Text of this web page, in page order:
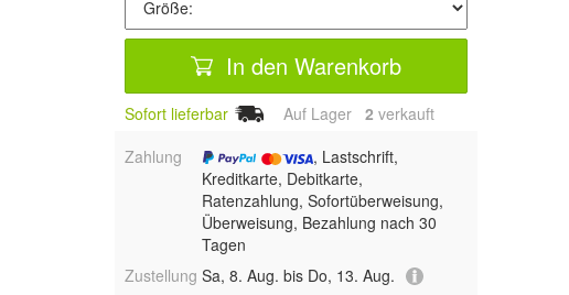
In den Warenkorb
Sofort lieferbar Auf Lager 2 verkauft
Zahlung
, Lastschrift,
Kreditkarte, Debitkarte,
Ratenzahlung, Sofortüberweisung,
Überweisung, Bezahlung nach 30
Tagen
Zustellung Sa, 8. Aug. bis Do, 13. Aug.